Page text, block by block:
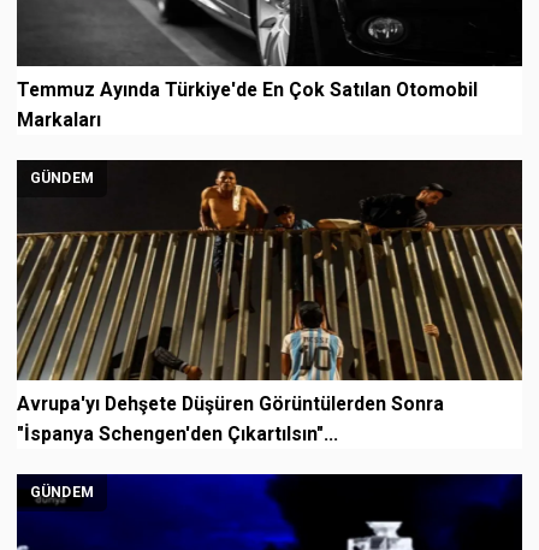
Temmuz Ayında Türkiye'de En Çok Satılan Otomobil
Markaları
GÜNDEM
Avrupa'yı Dehşete Düşüren Görüntülerden Sonra
"İspanya Schengen'den Çıkartılsın"...
GÜNDEM